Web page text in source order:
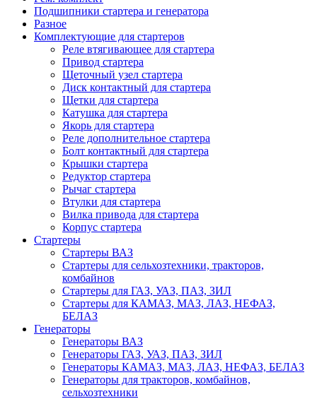
Подшипники стартера и генератора
Разное
Комплектующие для стартеров
Реле втягивающее для стартера
Привод стартера
Щеточный узел стартера
Диск контактный для стартера
Щетки для стартера
Катушка для стартера
Якорь для стартера
Реле дополнительное стартера
Болт контактный для стартера
Крышки стартера
Редуктор стартера
Рычаг стартера
Втулки для стартера
Вилка привода для стартера
Корпус стартера
Стартеры
Стартеры ВАЗ
Стартеры для сельхозтехники, тракторов,
комбайнов
Стартеры для ГАЗ, УАЗ, ПАЗ, ЗИЛ
Стартеры для КАМАЗ, МАЗ, ЛАЗ, НЕФАЗ,
БЕЛАЗ
Генераторы
Генераторы ВАЗ
Генераторы ГАЗ, УАЗ, ПАЗ, ЗИЛ
Генераторы КАМАЗ, МАЗ, ЛАЗ, НЕФАЗ, БЕЛАЗ
Генераторы для тракторов, комбайнов,
сельхозтехники